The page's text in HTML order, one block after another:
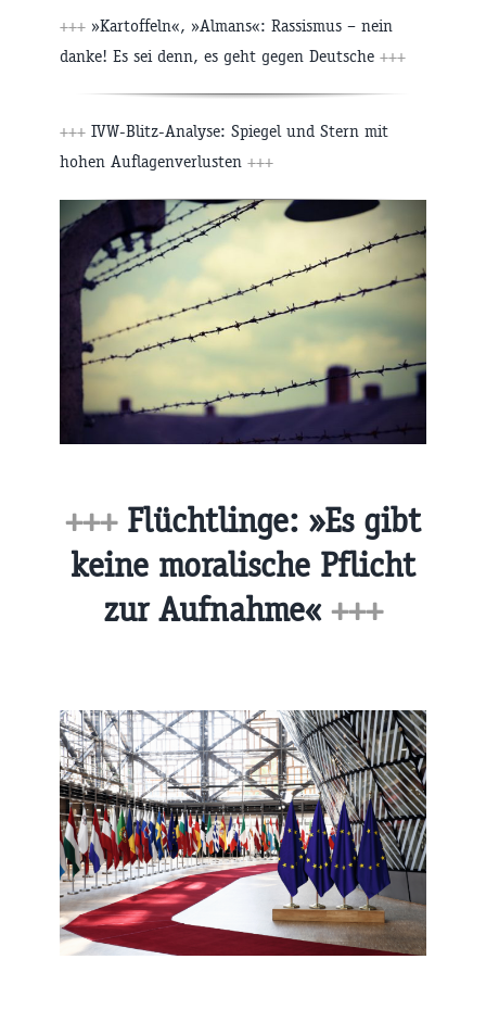
+++ »Kartoffeln«, »Almans«: Rassismus – nein
danke! Es sei denn, es geht gegen Deutsche +++
+++ IVW-Blitz-Analyse: Spiegel und Stern mit
hohen Auflagenverlusten +++
+++ Flüchtlinge: »Es gibt
keine moralische Pflicht
zur Aufnahme« +++